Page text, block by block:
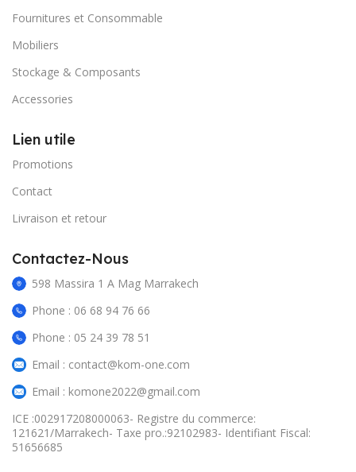
Fournitures et Consommable
Mobiliers
Stockage & Composants
Accessories
Lien utile
Promotions
Contact
Livraison et retour
Contactez-Nous
598 Massira 1 A Mag Marrakech
Phone : 06 68 94 76 66
Phone : 05 24 39 78 51
Email : contact@kom-one.com
Email : komone2022@gmail.com
ICE :002917208000063- Registre du commerce:
121621/Marrakech- Taxe pro.:92102983- Identifiant Fiscal:
51656685